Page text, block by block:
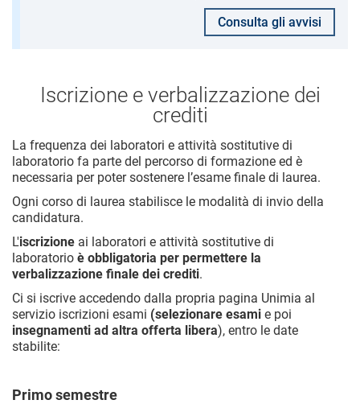
Consulta gli avvisi
Iscrizione e verbalizzazione dei
crediti
La frequenza dei laboratori e attività sostitutive di
laboratorio fa parte del percorso di formazione ed è
necessaria per poter sostenere l’esame finale di laurea.
Ogni corso di laurea stabilisce le modalità di invio della
candidatura.
L'iscrizione ai laboratori e attività sostitutive di
laboratorio è obbligatoria per permettere la
verbalizzazione finale dei crediti.
Ci si iscrive accedendo dalla propria pagina Unimia al
servizio iscrizioni esami (selezionare esami e poi
insegnamenti ad altra offerta libera), entro le date
stabilite:
Primo semestre